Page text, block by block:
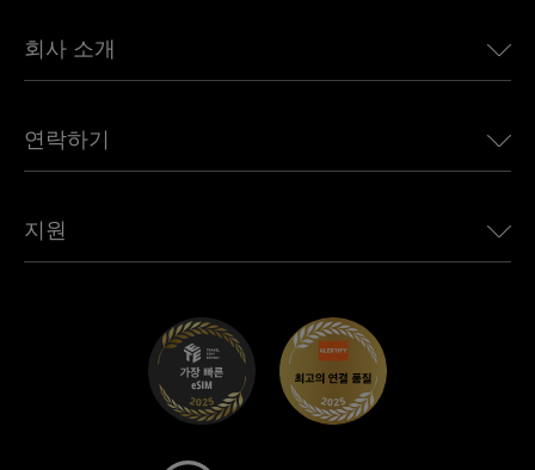
캐나다용 eSIM
아프리카용 eSIM
모든 목적지 보기
Land Rover용 Ubigi
Jeep용 Ubigi
Mini용 Ubigi
Maserati용 Ubigi
회사 소개
언론에 소개된 Ubigi
Ubigi 앱
연락하기
제휴 프로그램
지원